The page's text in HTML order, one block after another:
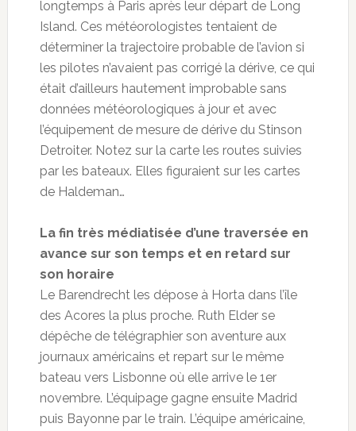
longtemps à Paris après leur départ de Long
Island. Ces météorologistes tentaient de
déterminer la trajectoire probable de l’avion si
les pilotes n’avaient pas corrigé la dérive, ce qui
était d’ailleurs hautement improbable sans
données météorologiques à jour et avec
l’équipement de mesure de dérive du Stinson
Detroiter. Notez sur la carte les routes suivies
par les bateaux. Elles figuraient sur les cartes
de Haldeman…
La fin très médiatisée d’une traversée en
avance sur son temps et en retard sur
son horaire
Le Barendrecht les dépose à Horta dans l’île
des Acores la plus proche. Ruth Elder se
dépêche de télégraphier son aventure aux
journaux américains et repart sur le même
bateau vers Lisbonne où elle arrive le 1er
novembre. L’équipage gagne ensuite Madrid
puis Bayonne par le train. L’équipe américaine,